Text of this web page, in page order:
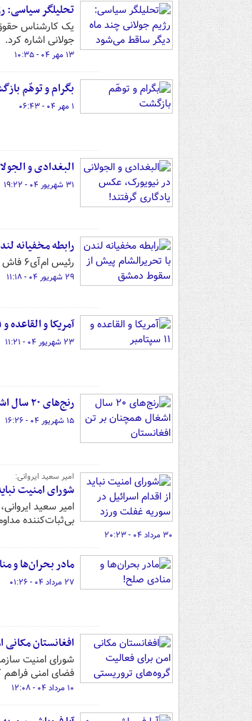
تحلیلگر سیاسی:
یک کارشناس
جولانی اشاره کرد.
۱۳ مهر ۰۴ - ۱۰:۳۵
بگرام و توهّم
۱ مهر ۰۴ - ۰۶:۴۳
البغدادی و
۳۱ شهریور ۰۴ - ۱۹:۲۲
رابطه مخفیانه
رئیس ام‌آی‌۶ فاش کرد انگلیس پیش از به قدرت رسیدن تروریست‌های تحریرالشام، با آن‌ها ارتباط پنهانی داشته است.
۲۹ شهریور ۰۴ - ۱۱:۱۸
آمریکا و القاعده و ۱۱ سپتامبر
۲۳ شهریور ۰۴ - ۱۱:۲۱
رنج‌های ۲۰ سال اشغال همچنان بر تن افغانستان
۱۵ شهریور ۰۴ - ۱۶:۲۶
امیر سعید ایروانی:
شورای امنیت
امیر سعید
بی‌ثبات‌کننده
۳۰ مرداد ۰۴ - ۲۰:۲۳
مادر بحران‌ها و
۲۷ مرداد ۰۴ - ۰۱:۲۶
افغانستان
شورای امنیت
فضای امنی فراهم
۱۰ مرداد ۰۴ - ۱۲:۰۸